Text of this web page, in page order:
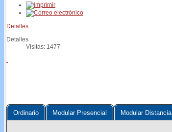
Detalles
Detalles
Visitas: 1477
Ordinario Modular Presencial Modular Distancia